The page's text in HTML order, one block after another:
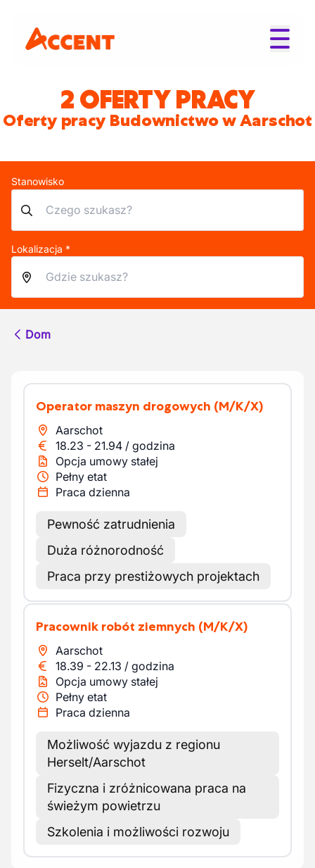
2 OFERTY PRACY
Oferty pracy Budownictwo w Aarschot
Stanowisko
Lokalizacja *
Dom
Operator maszyn drogowych (M/K/X)
Aarschot
18.23 - 21.94 / godzina
Opcja umowy stałej
Pełny etat
Praca dzienna
Pewność zatrudnienia
Duża różnorodność
Praca przy prestiżowych projektach
Pracownik robót ziemnych (M/K/X)
Aarschot
18.39 - 22.13 / godzina
Opcja umowy stałej
Pełny etat
Praca dzienna
Możliwość wyjazdu z regionu
Herselt/Aarschot
Fizyczna i zróżnicowana praca na
świeżym powietrzu
Szkolenia i możliwości rozwoju